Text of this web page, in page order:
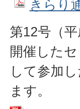
きらり
第12号（
開催した
して参加
ます。